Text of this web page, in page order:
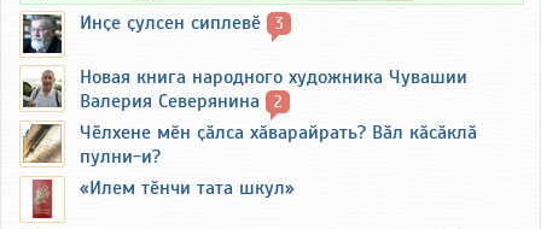
Инҫе ҫулсен сиплевӗ 3
Новая книга народного художника Чувашии
Валерия Северянина
2
Чӗлхене мӗн ҫӑлса хӑварайрать? Вӑл кӑсӑклӑ
пулни-и?
«Илем тӗнчи тата шкул»